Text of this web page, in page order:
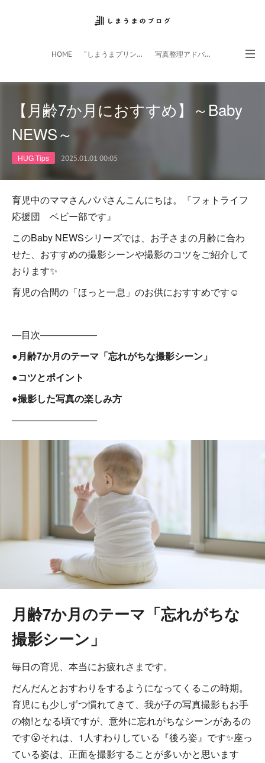
HOME ”しまうまプリント”サイト 写真整理アドバイザー
フォトライフ応援団
【月齢7か月におすすめ】～Baby
NEWS～
HUG Tips 2025.01.01 00:05
育児中のママさんパパさんこんにちは。『フォトライフ
応援団 ベビー部です』
このBaby NEWSシリーズでは、お子さまの月齢に合わ
せた、おすすめの撮影シーンや撮影のコツをご紹介して
おります✨
育児の合間の「ほっと一息」のお供におすすめです☺
―目次――――――
●月齢7か月のテーマ「忘れがちな撮影シーン」
●コツとポイント
●撮影した写真の楽しみ方
―――――――――
月齢7か月のテーマ「忘れがちな
撮影シーン」
毎日の育児、本当にお疲れさまです。
だんだんとおすわりをするようになってくるこの時期。
育児にも少しずつ慣れてきて、我が子の写真撮影もお手
の物!となる頃ですが、意外に忘れがちなシーンがあるの
です😮それは、1人すわりしている『後ろ姿』です✨座っ
ている姿は、正面を撮影することが多いかと思います